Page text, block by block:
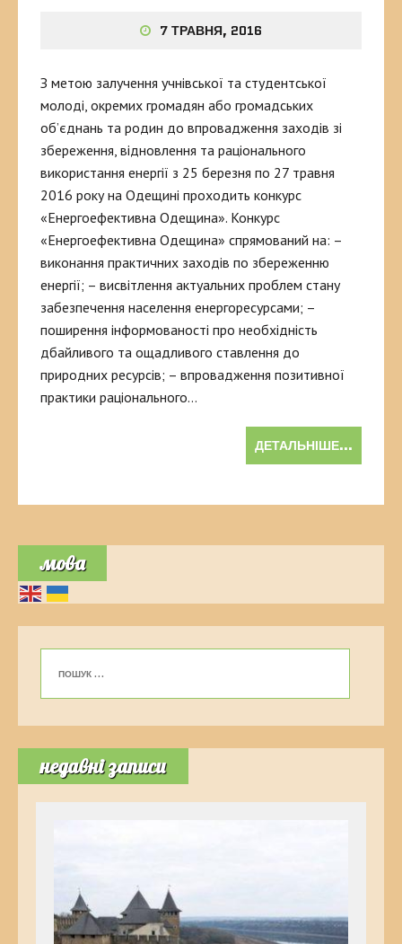
7 ТРАВНЯ, 2016
З метою залучення учнівської та студентської
молоді, окремих громадян або громадських
об’єднань та родин до впровадження заходів зі
збереження, відновлення та раціонального
використання енергії з 25 березня по 27 травня
2016 року на Одещині проходить конкурс
«Енергоефективна Одещина». Конкурс
«Енергоефективна Одещина» спрямований на: –
виконання практичних заходів по збереженню
енергії; – висвітлення актуальних проблем стану
забезпечення населення енергоресурсами; –
поширення інформованості про необхідність
дбайливого та ощадливого ставлення до
природних ресурсів; – впровадження позитивної
практики раціонального…
ДЕТАЛЬНІШЕ...
мова
недавні записи